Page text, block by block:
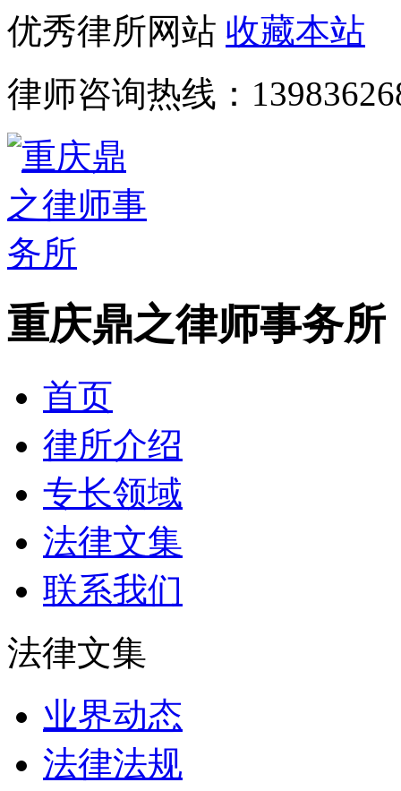
优秀律所网站 收藏本站
律师咨询热线：
重庆鼎之律师事务所
首页
律所介绍
专长领域
法律文集
联系我们
法律文集
业界动态
法律法规